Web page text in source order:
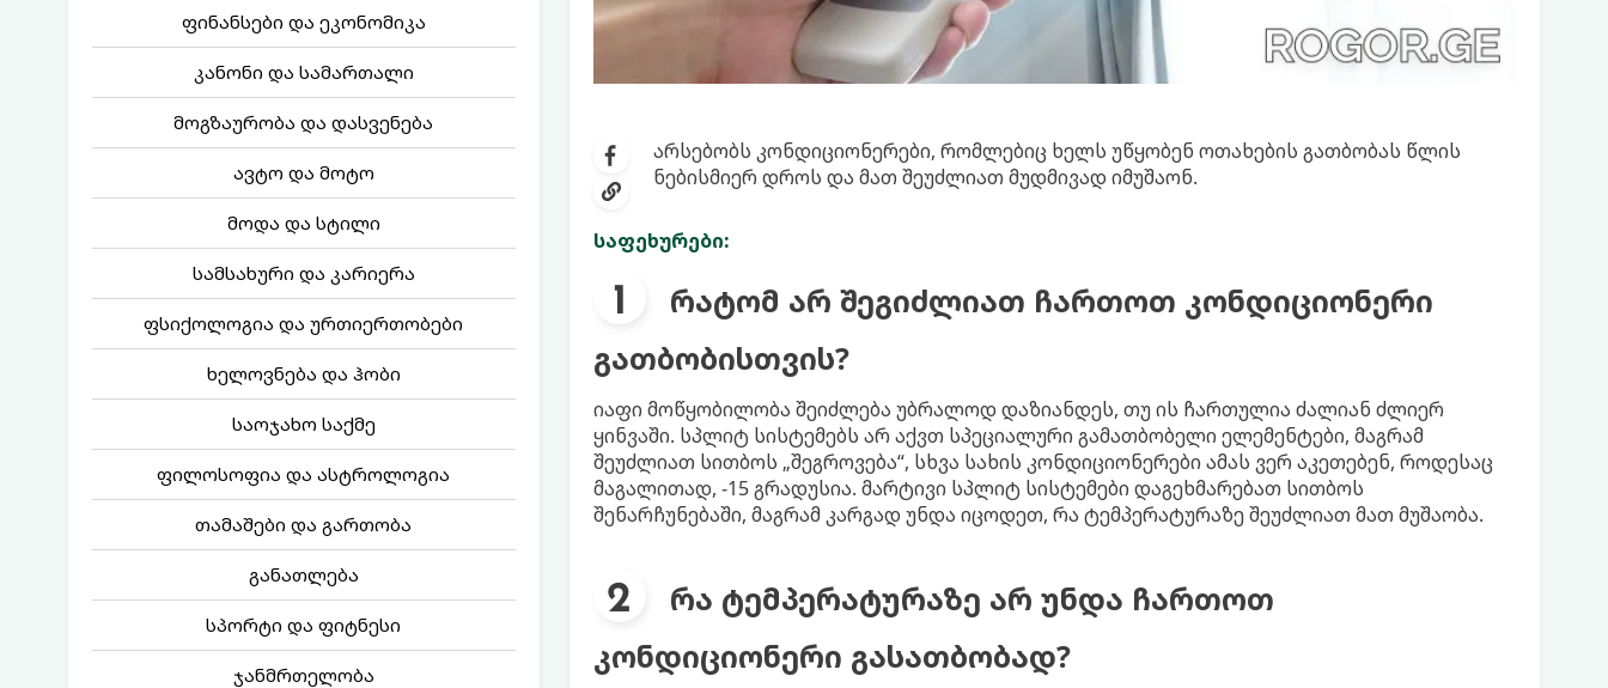
ფინანსები და ეკონომიკა
კანონი და სამართალი
მოგზაურობა და დასვენება
ავტო და მოტო
მოდა და სტილი
სამსახური და კარიერა
ფსიქოლოგია და ურთიერთობები
ხელოვნება და ჰობი
საოჯახო საქმე
ფილოსოფია და ასტროლოგია
თამაშები და გართობა
განათლება
სპორტი და ფიტნესი
ჯანმრთელობა
არსებობს კონდიციონერები, რომლებიც ხელს უწყობენ ოთახების გათბობას წლის
ნებისმიერ დროს და მათ შეუძლიათ მუდმივად იმუშაონ.
საფეხურები:
რატომ არ შეგიძლიათ ჩართოთ კონდიციონერი
გათბობისთვის?
იაფი მოწყობილობა შეიძლება უბრალოდ დაზიანდეს, თუ ის ჩართულია ძალიან ძლიერ
ყინვაში. სპლიტ სისტემებს არ აქვთ სპეციალური გამათბობელი ელემენტები, მაგრამ
შეუძლიათ სითბოს „შეგროვება“, სხვა სახის კონდიციონერები ამას ვერ აკეთებენ, როდესაც
მაგალითად, -15 გრადუსია. მარტივი სპლიტ სისტემები დაგეხმარებათ სითბოს
შენარჩუნებაში, მაგრამ კარგად უნდა იცოდეთ, რა ტემპერატურაზე შეუძლიათ მათ მუშაობა.
რა ტემპერატურაზე არ უნდა ჩართოთ
კონდიციონერი გასათბობად?